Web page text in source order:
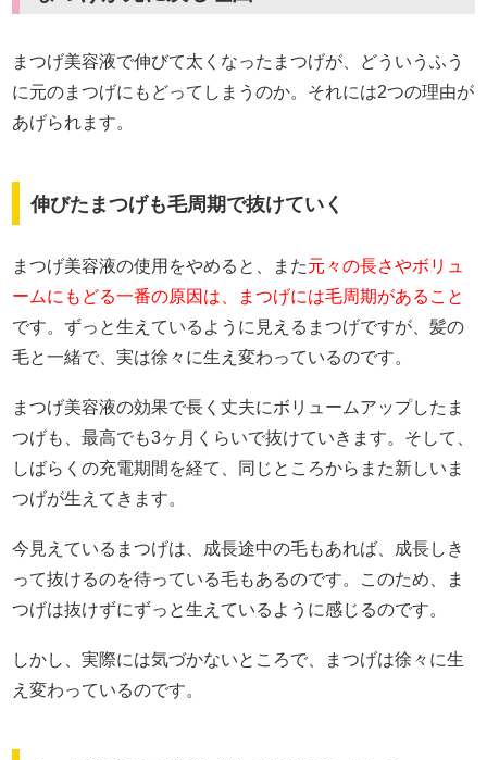
まつげ美容液で伸びて太くなったまつげが、どういうふう
に元のまつげにもどってしまうのか。それには2つの理由が
あげられます。
伸びたまつげも毛周期で抜けていく
まつげ美容液の使用をやめると、また元々の長さやボリュ
ームにもどる一番の原因は、まつげには毛周期があること
です。ずっと生えているように見えるまつげですが、髪の
毛と一緒で、実は徐々に生え変わっているのです。
まつげ美容液の効果で長く丈夫にボリュームアップしたま
つげも、最高でも3ヶ月くらいで抜けていきます。そして、
しばらくの充電期間を経て、同じところからまた新しいま
つげが生えてきます。
今見えているまつげは、成長途中の毛もあれば、成長しき
って抜けるのを待っている毛もあるのです。このため、ま
つげは抜けずにずっと生えているように感じるのです。
しかし、実際には気づかないところで、まつげは徐々に生
え変わっているのです。